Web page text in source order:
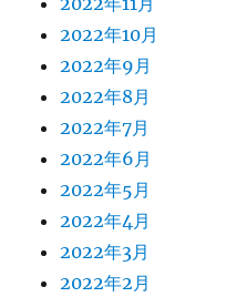
2022年10月
2022年9月
2022年8月
2022年7月
2022年6月
2022年5月
2022年4月
2022年3月
2022年2月